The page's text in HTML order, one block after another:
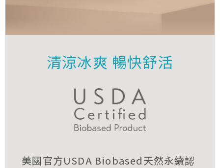
清涼冰爽 暢快舒活
美國官方USDA Biobased天然永續認